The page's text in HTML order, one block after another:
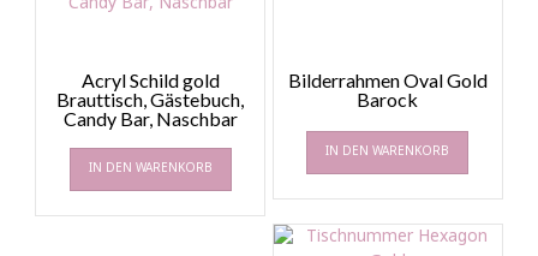
Acryl Schild gold
Brauttisch, Gästebuch,
Candy Bar, Naschbar
IN DEN WARENKORB
Bilderrahmen Oval Gold
Barock
IN DEN WARENKORB